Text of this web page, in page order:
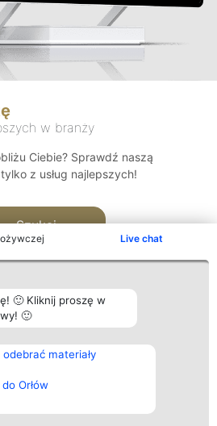
Live chat
🙂 Kliknij proszę w
🙂
materiały
Orłów
w branży
Ciebie? Sprawdź naszą
z usług najlepszych!
Szukaj
Plebiscyt
Laureaci
wszystkich
Laureatów
Regulamin
Kontakt
Kontakt